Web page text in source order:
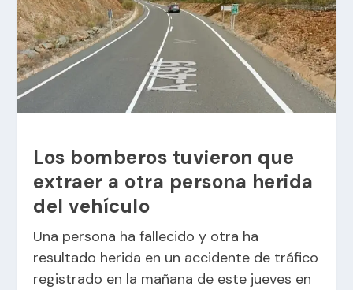
Los bomberos tuvieron que
extraer a otra persona herida
del vehículo
Una persona ha fallecido y otra ha
resultado herida en un accidente de tráfico
registrado en la mañana de este jueves en